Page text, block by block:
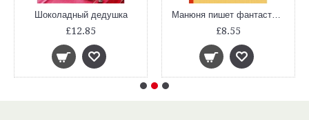
Шоколадный дедушка
£12.85 £8.55